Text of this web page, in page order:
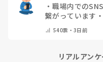
・職場内での
繋がっています ・
540票・3日前
リアルアン